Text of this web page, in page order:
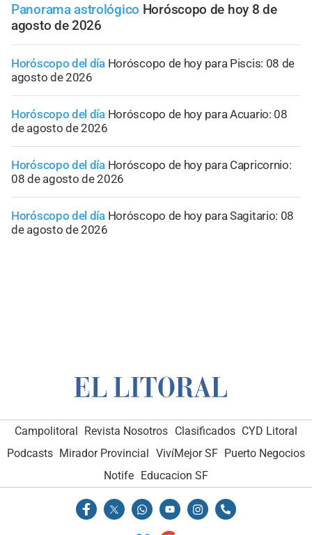
Panorama astrológico Horóscopo de hoy 8 de
agosto de 2026
Horóscopo del día Horóscopo de hoy para Piscis: 08 de
agosto de 2026
Horóscopo del día Horóscopo de hoy para Acuario: 08
de agosto de 2026
Horóscopo del día Horóscopo de hoy para Capricornio:
08 de agosto de 2026
Horóscopo del día Horóscopo de hoy para Sagitario: 08
de agosto de 2026
Campolitoral Revista Nosotros Clasificados CYD Litoral
Podcasts Mirador Provincial VivíMejor SF Puerto Negocios
Notife Educacion SF